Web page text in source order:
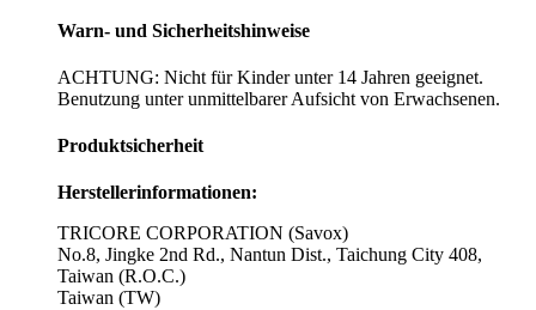
Warn- und Sicherheitshinweise
ACHTUNG: Nicht für Kinder unter 14 Jahren geeignet.
Benutzung unter unmittelbarer Aufsicht von Erwachsenen.
Produktsicherheit
Herstellerinformationen:
TRICORE CORPORATION (Savox)
No.8, Jingke 2nd Rd., Nantun Dist., Taichung City 408,
Taiwan (R.O.C.)
Taiwan (TW)